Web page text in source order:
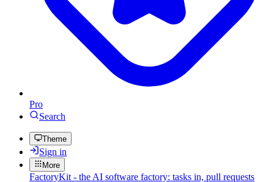
Pro
Search
Theme
Sign in
More
FactoryKit - the AI software factory: tasks in, pull requests